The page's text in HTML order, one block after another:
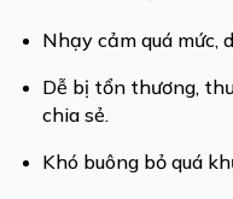
Nhạy cảm quá mức,
Dễ bị tổn thương,
chia sẻ.
Khó buông bỏ quá